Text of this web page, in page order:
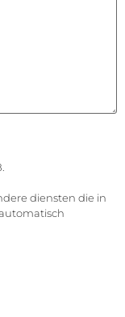
diensten die in